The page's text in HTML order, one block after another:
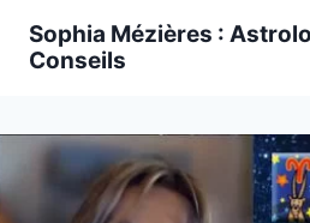
Sophia Mézières :
Conseils